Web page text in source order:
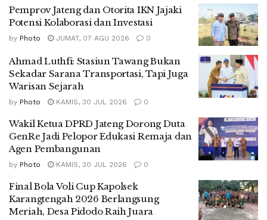
Pemprov Jateng dan Otorita IKN Jajaki
Potensi Kolaborasi dan Investasi
by Photo JUMAT, 07 AGU 2026 0
Ahmad Luthfi: Stasiun Tawang Bukan
Sekadar Sarana Transportasi, Tapi Juga
Warisan Sejarah
by Photo KAMIS, 30 JUL 2026 0
Wakil Ketua DPRD Jateng Dorong Duta
GenRe Jadi Pelopor Edukasi Remaja dan
Agen Pembangunan
by Photo KAMIS, 30 JUL 2026 0
Final Bola Voli Cup Kapolsek
Karangtengah 2026 Berlangsung
Meriah, Desa Pidodo Raih Juara